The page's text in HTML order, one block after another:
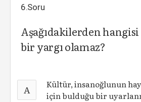
6.Soru
Aşağıdakilerden
bir yargı olamaz?
A
Kültür, insanoğlunun
için bulduğu bir